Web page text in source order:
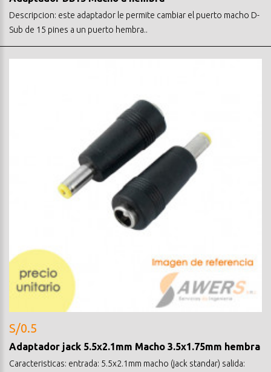
Descripcion: este adaptador le permite cambiar el puerto macho D-
Sub de 15 pines a un puerto hembra..
S/0.5
Adaptador jack 5.5x2.1mm Macho 3.5x1.75mm hembra
Caracteristicas: entrada: 5.5x2.1mm macho (jack standar) salida: